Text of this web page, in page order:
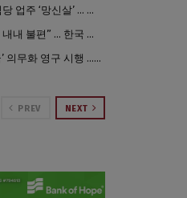
[단독] OC 유명 한인식당 업주 ‘망신살’ … 육류대금 안 갚자 식당서 공개추심
“170달러 냈는데 공연 내내 불편” … 한국 코미디언 LA공연, 음향 불량에 외모 비하 개그 논란
2만 달러 ‘비자 보증금’ 의무화 영구 시행 … 입국 문턱 더 높아진다.
PREV NEXT